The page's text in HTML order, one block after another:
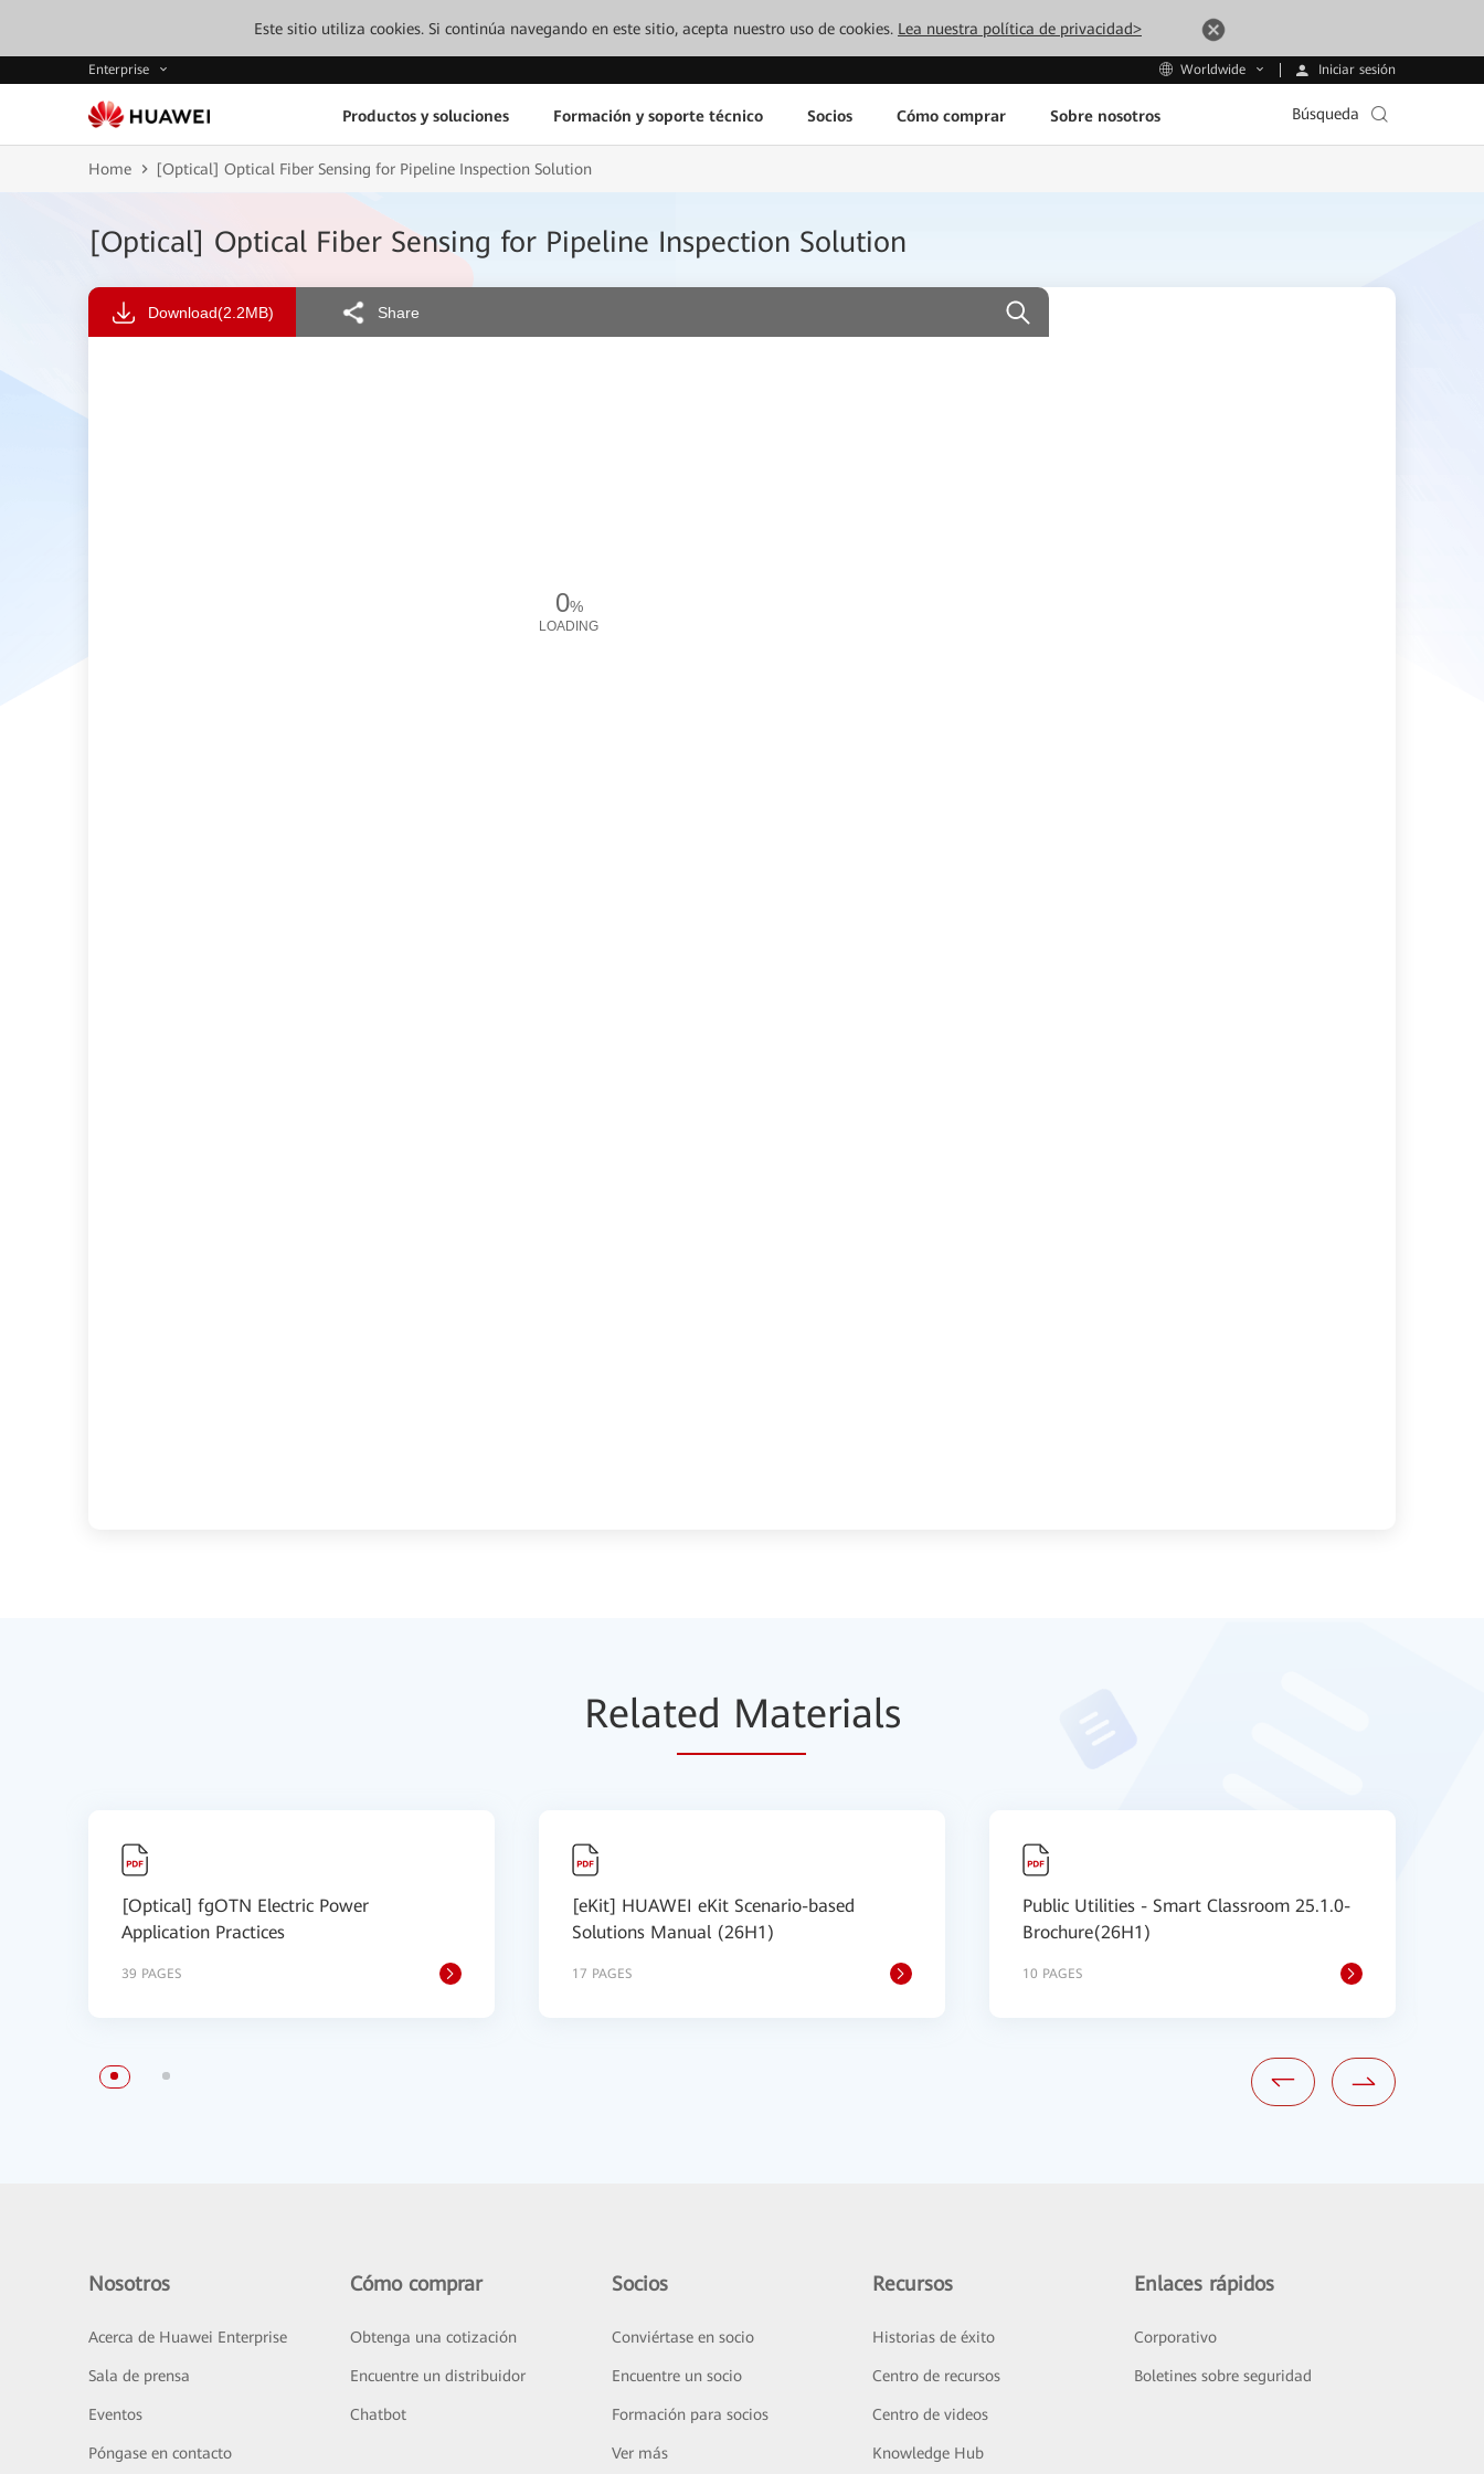
Este sitio utiliza cookies. Si continúa navegando en este sitio, acepta nuestro uso de cookies. Lea nuestra política de privacidad>
Enterprise Worldwide Iniciar sesión
Productos y soluciones Formación y soporte técnico Socios Cómo comprar Sobre nosotros Búsqueda
Home [Optical] Optical Fiber Sensing for Pipeline Inspection Solution
[Optical] Optical Fiber Sensing for Pipeline Inspection Solution
Download(2.2MB) Share
0%
LOADING
Related Materials
[Optical] fgOTN Electric Power
Application Practices
39 PAGES
[eKit] HUAWEI eKit Scenario-based
Solutions Manual (26H1)
17 PAGES
Public Utilities - Smart Classroom 25.1.0-
Brochure(26H1)
10 PAGES
Nosotros
Acerca de Huawei Enterprise
Sala de prensa
Eventos
Póngase en contacto
Cómo comprar
Obtenga una cotización
Encuentre un distribuidor
Chatbot
Socios
Conviértase en socio
Encuentre un socio
Formación para socios
Ver más
Recursos
Historias de éxito
Centro de recursos
Centro de videos
Knowledge Hub
Enlaces rápidos
Corporativo
Boletines sobre seguridad